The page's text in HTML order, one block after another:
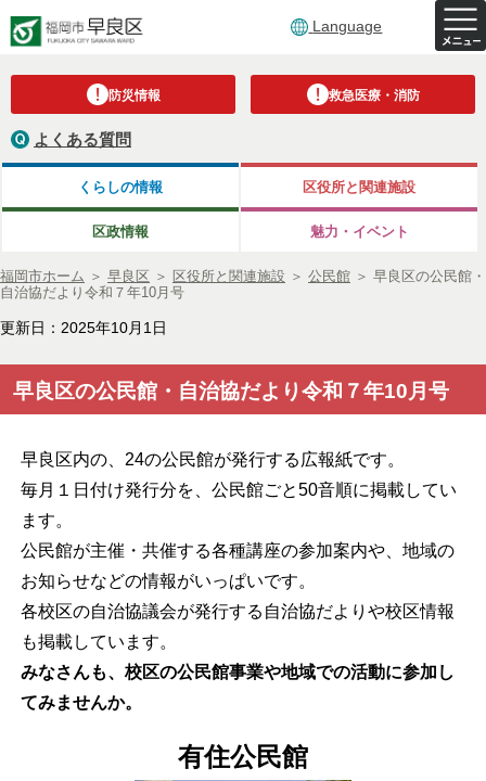
Language
防災情報 救急医療・消防
よくある質問
くらしの情報 区役所と関連施設
区政情報 魅力・イベント
福岡市ホーム ＞ 早良区 ＞ 区役所と関連施設 ＞ 公民館 ＞ 早良区の公民館・
自治協だより令和７年10月号
更新日：2025年10月1日
早良区の公民館・自治協だより令和７年10月号
早良区内の、24の公民館が発行する広報紙です。
毎月１日付け発行分を、公民館ごと50音順に掲載してい
ます。
公民館が主催・共催する各種講座の参加案内や、地域の
お知らせなどの情報がいっぱいです。
各校区の自治協議会が発行する自治協だよりや校区情報
も掲載しています。
みなさんも、校区の公民館事業や地域での活動に参加し
てみませんか。
有住公民館